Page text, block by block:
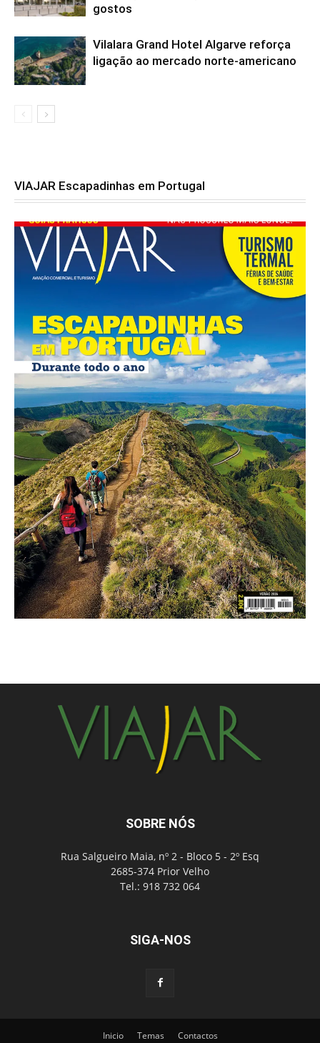
gostos
Vilalara Grand Hotel Algarve reforça
ligação ao mercado norte-americano
VIAJAR Escapadinhas em Portugal
SOBRE NÓS
Rua Salgueiro Maia, nº 2 - Bloco 5 - 2º Esq
2685-374 Prior Velho
Tel.: 918 732 064
SIGA-NOS
Inicio Temas Contactos